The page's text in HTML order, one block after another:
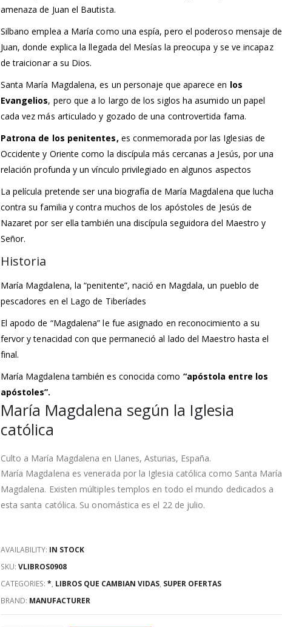
amenaza de Juan el Bautista.
Silbano emplea a María como una espía, pero el poderoso mensaje de
Juan, donde explica la llegada del Mesías la preocupa y se ve incapaz
de traicionar a su Dios.
Santa María Magdalena, es un personaje que aparece en los
Evangelios, pero que a lo largo de los siglos ha asumido un papel
cada vez más articulado y gozado de una controvertida fama.
Patrona de los penitentes, es conmemorada por las Iglesias de
Occidente y Oriente como la discípula más cercanas a Jesús, por una
relación profunda y un vínculo privilegiado en algunos aspectos
La película pretende ser una biografía de María Magdalena que lucha
contra su familia y contra muchos de los apóstoles de Jesús de
Nazaret por ser ella también una discípula seguidora del Maestro y
Señor.
Historia
María Magdalena, la “penitente”, nació en Magdala, un pueblo de
pescadores en el Lago de Tiberíades
El apodo de “Magdalena” le fue asignado en reconocimiento a su
fervor y tenacidad con que permaneció al lado del Maestro hasta el
final.
María Magdalena también es conocida como “apóstola entre los
apóstoles”.
María Magdalena según la Iglesia
católica
Culto a María Magdalena en Llanes, Asturias, España.
María Magdalena es venerada por la Iglesia católica como Santa María
Magdalena. Existen múltiples templos en todo el mundo dedicados a
esta santa católica. Su onomástica es el 22 de julio.
AVAILABILITY: IN STOCK
SKU: VLIBROS0908
CATEGORIES: *, LIBROS QUE CAMBIAN VIDAS, SUPER OFERTAS
BRAND: MANUFACTURER